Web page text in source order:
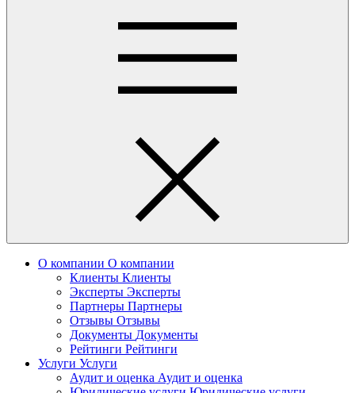
О компании О компании
Клиенты Клиенты
Эксперты Эксперты
Партнеры Партнеры
Отзывы Отзывы
Документы Документы
Рейтинги Рейтинги
Услуги Услуги
Аудит и оценка Аудит и оценка